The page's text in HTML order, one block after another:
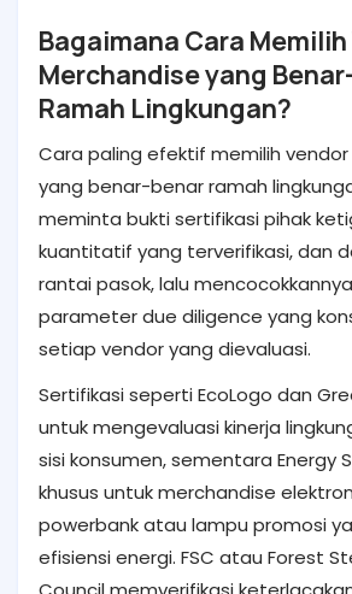
Bagaimana Cara
Merchandise yang
Ramah Lingkungan?
Cara paling efektif memilih
yang benar-benar ramah
meminta bukti sertifikasi pihak
kuantitatif yang terverifikasi, dan
rantai pasok, lalu
parameter due diligence yang
setiap vendor yang dievaluasi.
Sertifikasi seperti EcoLogo dan
untuk mengevaluasi kinerja
sisi konsumen, sementara Energy
khusus untuk merchandise
powerbank atau lampu promosi
efisiensi energi. FSC atau Forest